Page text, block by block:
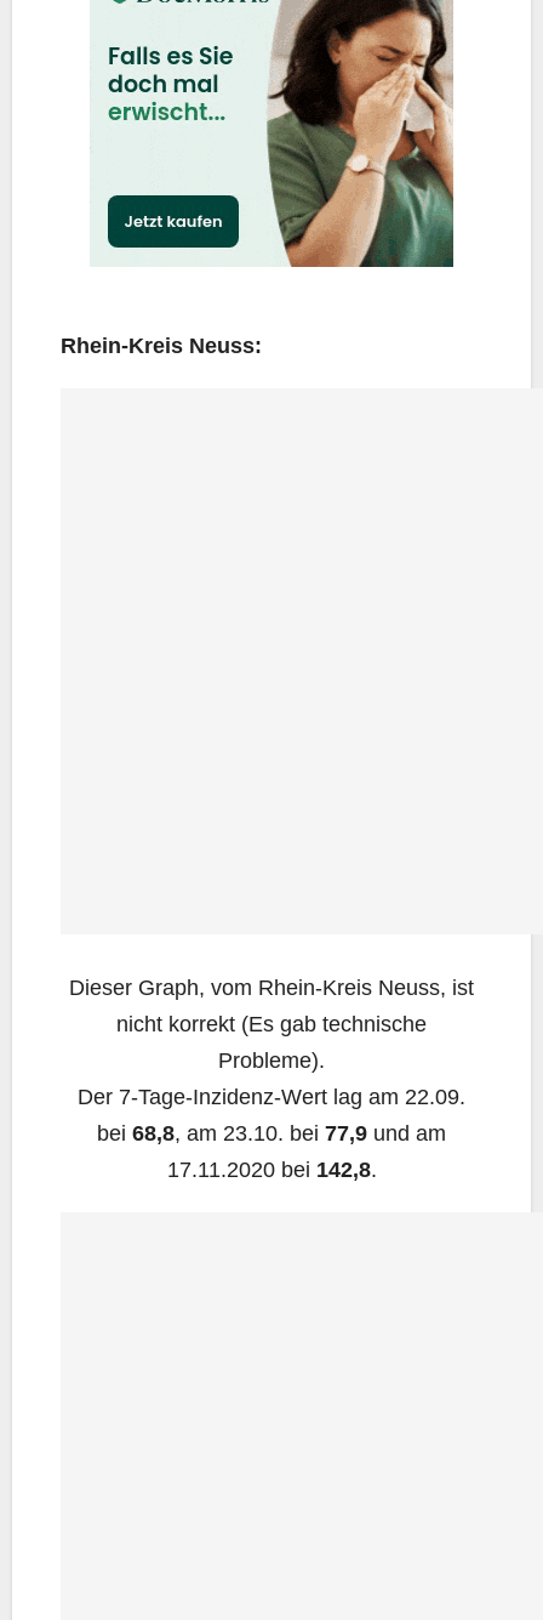
Rhein-Kreis Neuss:
Die­ser Graph, vom Rhein-Kreis Neuss, ist
nicht kor­rekt (Es gab tech­ni­sche
Probleme).
Der 7‑Ta­ge-Inzi­denz-Wert lag am 22.09.
bei 68,8, am 23.10. bei 77,9 und am
17.11.2020 bei 142,8.